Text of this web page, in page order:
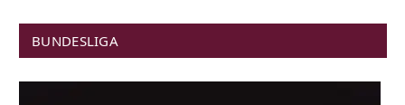
BUNDESLIGA